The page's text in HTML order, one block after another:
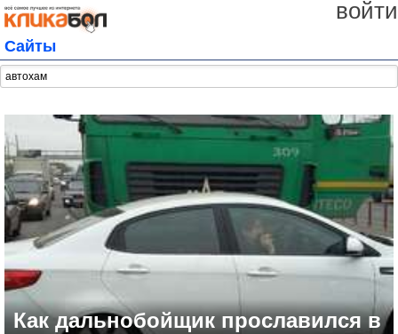
войти
Сайты
Как дальнобойщик прославился в